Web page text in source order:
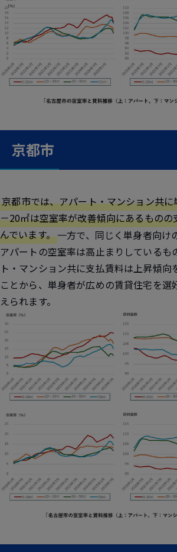
京都市
京都市では、アパート・マンション共
－20㎡は空室率が改善傾向にあるものの
んでいます。一方で、同じく単身者向け
アパートの空室率は高止まりしているも
ト・マンション共に支払賃料は上昇傾向
ことから、単身者が広めの賃貸住宅を選
えられます。